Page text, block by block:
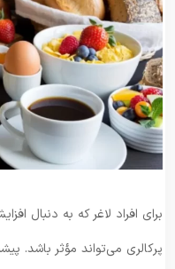
برای افراد لاغر که به دنبال
پرکالری می‌تواند مؤثر باشد.